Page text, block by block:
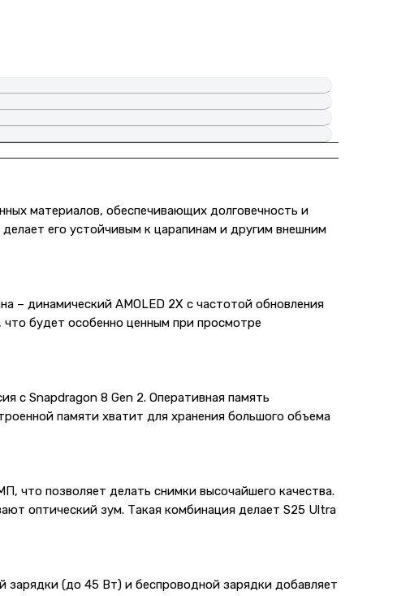
материалов, обеспечивающих долговечность и
его устойчивым к царапинам и другим внешним
– динамический AMOLED 2X с частотой обновления
будет особенно ценным при просмотре
с Snapdragon 8 Gen 2. Оперативная память
памяти хватит для хранения большого объема
что позволяет делать снимки высочайшего качества.
оптический зум. Такая комбинация делает S25 Ultra
(до 45 Вт) и беспроводной зарядки добавляет